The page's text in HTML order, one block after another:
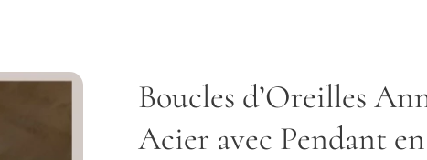
Boucles d’Oreilles
Acier avec Pendant